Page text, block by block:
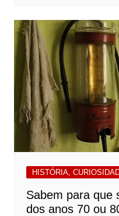
HISTÓRIA,
Sabem para que
dos anos 70 ou